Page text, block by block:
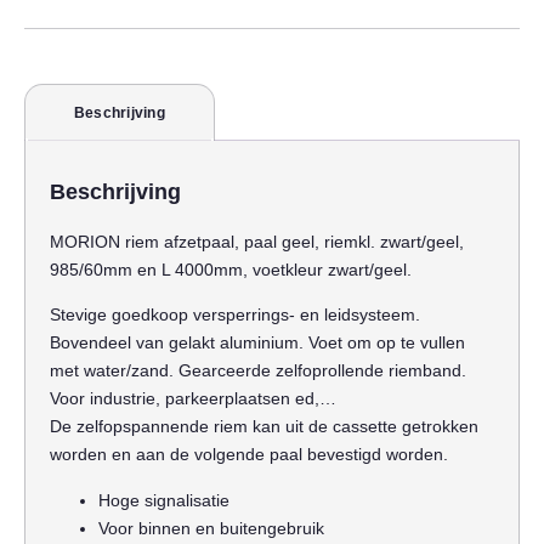
Beschrijving
Beschrijving
MORION riem afzetpaal, paal geel, riemkl. zwart/geel,
985/60mm en L 4000mm, voetkleur zwart/geel.
Stevige goedkoop versperrings- en leidsysteem.
Bovendeel van gelakt aluminium. Voet om op te vullen
met water/zand. Gearceerde zelfoprollende riemband.
Voor industrie, parkeerplaatsen ed,…
De zelfopspannende riem kan uit de cassette getrokken
worden en aan de volgende paal bevestigd worden.
Hoge signalisatie
Voor binnen en buitengebruik